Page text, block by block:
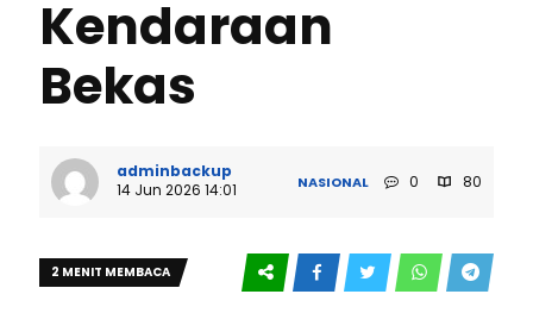
Kendaraan
Bekas
adminbackup
14 Jun 2026 14:01
NASIONAL 0 80
2 MENIT MEMBACA